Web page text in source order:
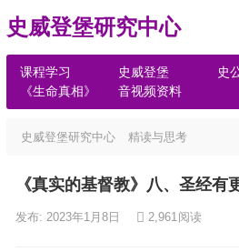
史威登堡研究中心
课程学习 史威登堡 史
《生命真相》
音视频资料
史威登堡研究中心 精读与思考
《真实的基督教》八、圣经有
发布: 2023年1月8日 2,961阅读